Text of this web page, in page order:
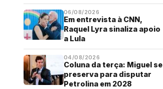
06/08/2026
Em entrevista à CNN,
Raquel Lyra sinaliza apoio
a Lula
04/08/2026
Coluna da terça: Miguel se
preserva para disputar
Petrolina em 2028